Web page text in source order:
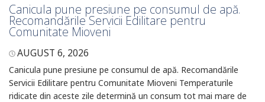
Canicula pune presiune pe consumul de apă.
Recomandările Servicii Edilitare pentru
Comunitate Mioveni
AUGUST 6, 2026
Canicula pune presiune pe consumul de apă. Recomandările
Servicii Edilitare pentru Comunitate Mioveni Temperaturile
ridicate din aceste zile determină un consum tot mai mare de